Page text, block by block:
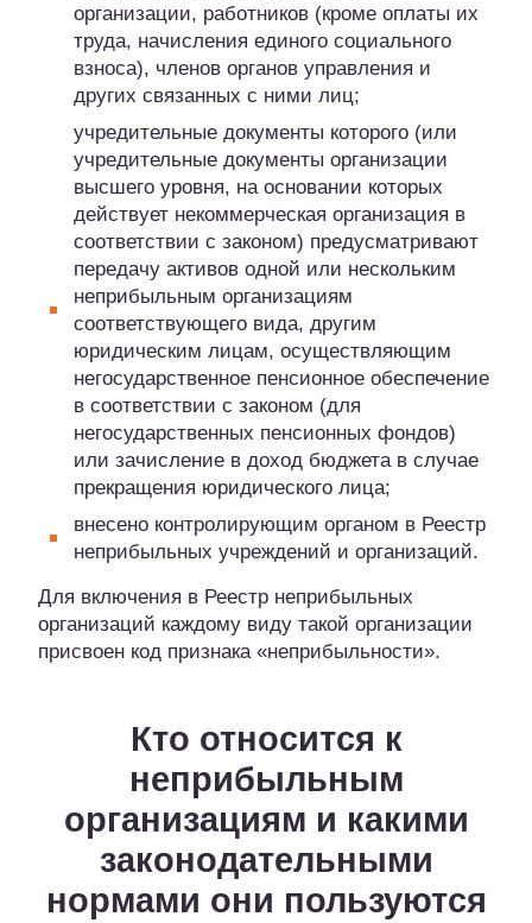
организации, работников (кроме оплаты их
труда, начисления единого социального
взноса), членов органов управления и
других связанных с ними лиц;
учредительные документы которого (или
учредительные документы организации
высшего уровня, на основании которых
действует некоммерческая организация в
соответствии с законом) предусматривают
передачу активов одной или нескольким
неприбыльным организациям
соответствующего вида, другим
юридическим лицам, осуществляющим
негосударственное пенсионное обеспечение
в соответствии с законом (для
негосударственных пенсионных фондов)
или зачисление в доход бюджета в случае
прекращения юридического лица;
внесено контролирующим органом в Реестр
неприбыльных учреждений и организаций.
Для включения в Реестр неприбыльных
организаций каждому виду такой организации
присвоен код признака «неприбыльности».
Кто относится к
неприбыльным
организациям и какими
законодательными
нормами они пользуются